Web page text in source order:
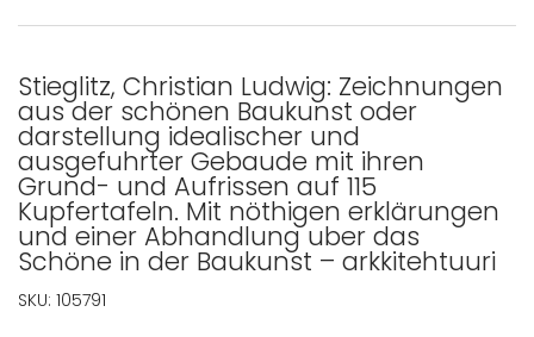
Stieglitz, Christian Ludwig: Zeichnungen
aus der schönen Baukunst oder
darstellung idealischer und
ausgefuhrter Gebaude mit ihren
Grund- und Aufrissen auf 115
Kupfertafeln. Mit nöthigen erklärungen
und einer Abhandlung uber das
Schöne in der Baukunst – arkkitehtuuri
SKU: 105791